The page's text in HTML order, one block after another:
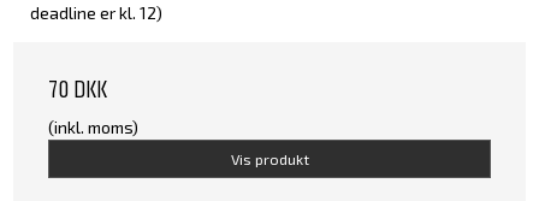
deadline er kl. 12)
70 DKK
(inkl. moms)
Vis produkt